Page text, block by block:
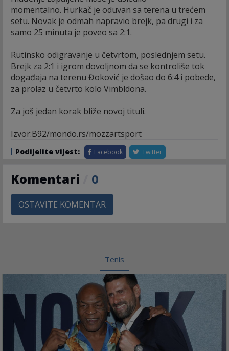
momentalno. Hurkač je oduvan sa terena u trećem
setu. Novak je odmah napravio brejk, pa drugi i za
samo 25 minuta je poveo sa 2:1.
Rutinsko odigravanje u četvrtom, poslednjem setu.
Brejk za 2:1 i igrom dovoljnom da se kontroliše tok
događaja na terenu Đoković je došao do 6:4 i pobede,
za prolaz u četvrto kolo Vimbldona.
Za još jedan korak bliže novoj tituli.
Izvor:B92/mondo.rs/mozzartsport
Podijelite vijest: Facebook Twitter
Komentari 0
OSTAVITE KOMENTAR
Tenis